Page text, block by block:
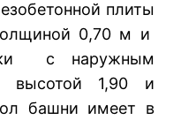
плиты
0,70 м и
с наружным
1,90 и
башни имеет в